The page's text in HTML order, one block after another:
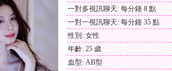
一對多視訊聊天: 每分鐘 8 點
一對一視訊聊天: 每分鐘 35 點
性別: 女性
年齡: 25 歲
血型: AB型